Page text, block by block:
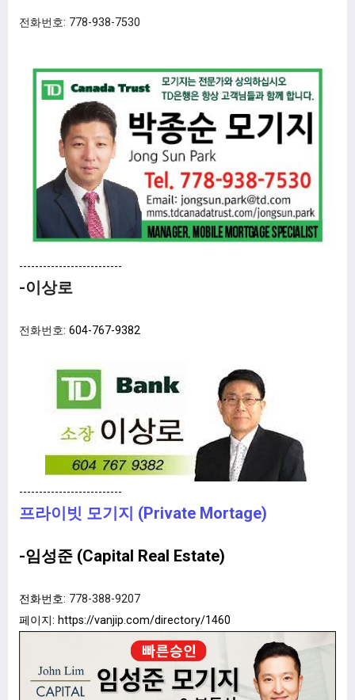
전화번호: 778-938-7530
--------------------------
-이상로
전화번호: 604-767-9382
--------------------------
프라이빗 모기지 (Private Mortage)
-임성준 (Capital Real Estate)
전화번호: 778-388-9207
페이지: https://vanjip.com/directory/1460